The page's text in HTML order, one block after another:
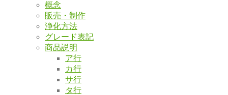
概念
販売・制作
浄化方法
グレード表記
商品説明
ア行
カ行
サ行
タ行